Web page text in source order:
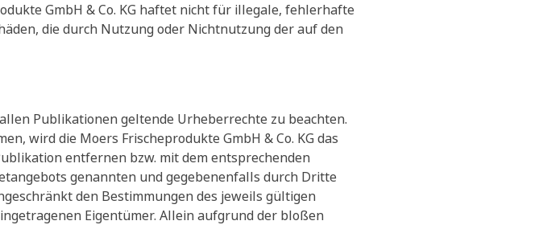
GmbH & Co. KG haftet nicht für illegale, fehlerhafte
die durch Nutzung oder Nichtnutzung der auf den
Publikationen geltende Urheberrechte zu beachten.
wird die Moers Frischeprodukte GmbH & Co. KG das
entfernen bzw. mit dem entsprechenden
genannten und gegebenenfalls durch Dritte
den Bestimmungen des jeweils gültigen
Eigentümer. Allein aufgrund der bloßen